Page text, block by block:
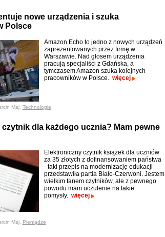
nowe urządzenia i szuka
Polsce
Amazon Echo to jedno z nowych urządzeń
zaprezentowanych przez firmę w
Warszawie. Nad głosem urządzenia
pracują specjaliści z Gdańska, a
tymczasem Amazon szuka kolejnych
pracowników w Polsce. więcej
Maj, Technologie
dla każdego ucznia? Mam pewne
Elektroniczny czytnik książek dla uczniów
za 35 złotych z dofinansowaniem państwa
- taki przepis na modernizację edukacji
przedstawiła partia Biało-Czerwoni. Jestem
wielkim fanem czytników, ale z pewnego
powodu mam uczulenie na takie
pomysły. więcej
Maj, Pieniądze